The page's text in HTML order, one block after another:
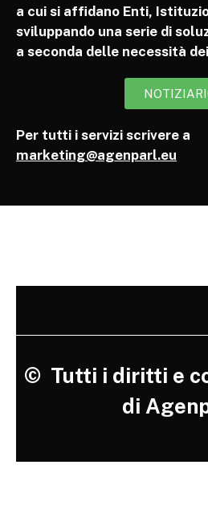
a cui si affidano Enti,
sviluppando una serie di
a seconda delle necessità
Per tutti i servizi scrivere a
marketing@agenparl.eu
© Tutti i diritti e
di